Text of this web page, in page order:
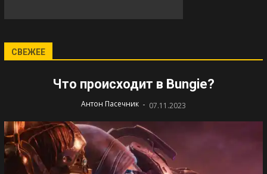
СВЕЖЕЕ
Что происходит в Bungie?
Антон Пасечник - 07.11.2023